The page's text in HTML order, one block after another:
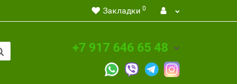
Закладки 0
+7 917 646 65 48